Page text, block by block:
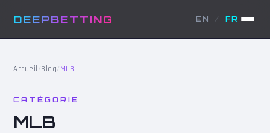
DEEPBETTING EN / FR
Accueil /Blog/MLB
CATÉGORIE
MLB